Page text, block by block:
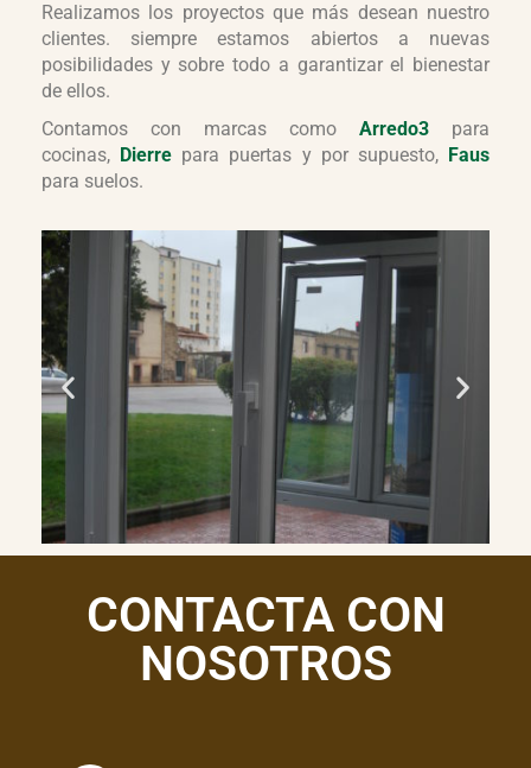
Realizamos los proyectos que más desean nuestro
clientes. siempre estamos abiertos a nuevas
posibilidades y sobre todo a garantizar el bienestar
de ellos.
Contamos con marcas como Arredo3 para
cocinas, Dierre para puertas y por supuesto, Faus
para suelos.
CONTACTA CON
NOSOTROS